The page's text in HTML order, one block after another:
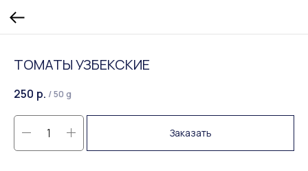
ТОМАТЫ УЗБЕКСКИЕ
250 р. /50 g
Заказать